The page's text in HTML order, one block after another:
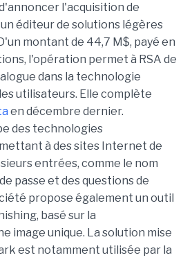
l'acquisition de
éditeur de solutions légères
montant de 44,7 M$, payé en
l'opération permet à RSA de
dans la technologie
utilisateurs. Elle complète
en décembre dernier.
des technologies
à des sites Internet de
entrées, comme le nom
passe et des questions de
propose également un outil
basé sur la
image unique. La solution mise
est notamment utilisée par la